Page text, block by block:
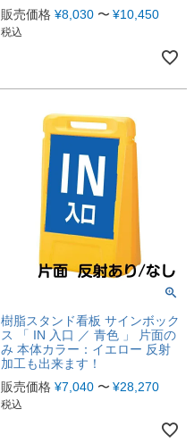
販売価格 ¥8,030 〜 ¥10,450
税込
樹脂スタンド看板 サインボック
ス 「 IN 入口 ／ 青色 」 片面の
み 本体カラー：イエロー 反射
加工も出来ます！
販売価格 ¥7,040 〜 ¥28,270
税込